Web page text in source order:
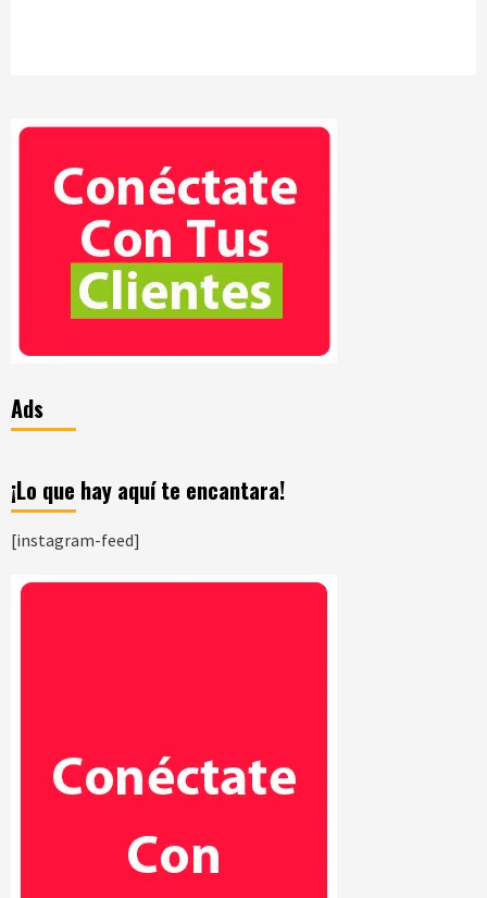
Ads
¡Lo que hay aquí te encantara!
[instagram-feed]